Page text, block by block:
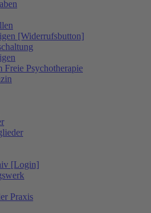
[Widerrufsbutton]
Freie Psychotherapie
[Login]
Praxis